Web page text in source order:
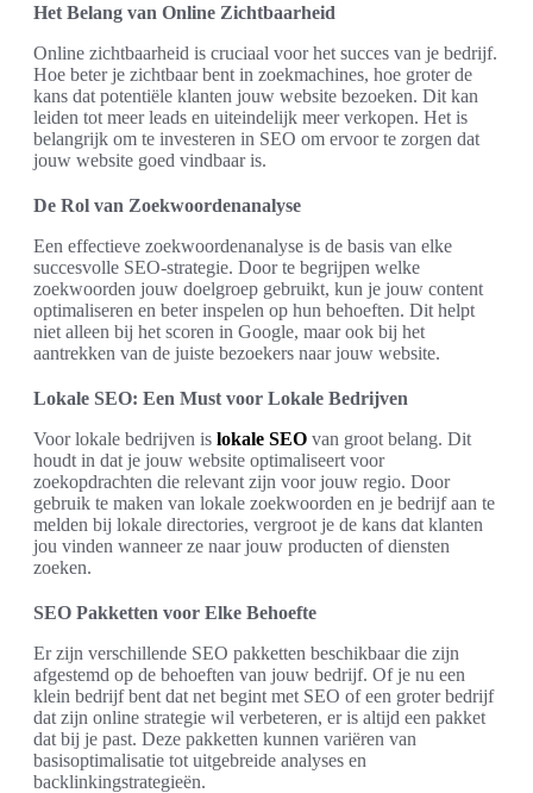
Het Belang van Online Zichtbaarheid
Online zichtbaarheid is cruciaal voor het succes van je bedrijf.
Hoe beter je zichtbaar bent in zoekmachines, hoe groter de
kans dat potentiële klanten jouw website bezoeken. Dit kan
leiden tot meer leads en uiteindelijk meer verkopen. Het is
belangrijk om te investeren in SEO om ervoor te zorgen dat
jouw website goed vindbaar is.
De Rol van Zoekwoordenanalyse
Een effectieve zoekwoordenanalyse is de basis van elke
succesvolle SEO-strategie. Door te begrijpen welke
zoekwoorden jouw doelgroep gebruikt, kun je jouw content
optimaliseren en beter inspelen op hun behoeften. Dit helpt
niet alleen bij het scoren in Google, maar ook bij het
aantrekken van de juiste bezoekers naar jouw website.
Lokale SEO: Een Must voor Lokale Bedrijven
Voor lokale bedrijven is lokale SEO van groot belang. Dit
houdt in dat je jouw website optimaliseert voor
zoekopdrachten die relevant zijn voor jouw regio. Door
gebruik te maken van lokale zoekwoorden en je bedrijf aan te
melden bij lokale directories, vergroot je de kans dat klanten
jou vinden wanneer ze naar jouw producten of diensten
zoeken.
SEO Pakketten voor Elke Behoefte
Er zijn verschillende SEO pakketten beschikbaar die zijn
afgestemd op de behoeften van jouw bedrijf. Of je nu een
klein bedrijf bent dat net begint met SEO of een groter bedrijf
dat zijn online strategie wil verbeteren, er is altijd een pakket
dat bij je past. Deze pakketten kunnen variëren van
basisoptimalisatie tot uitgebreide analyses en
backlinkingstrategieën.